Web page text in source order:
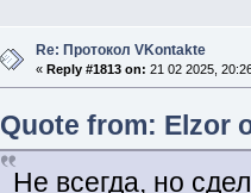
Re: Протокол VKontakte
« Reply #1813 on: 21 02 2025,
Quote from: Elzor
Не всегда, но